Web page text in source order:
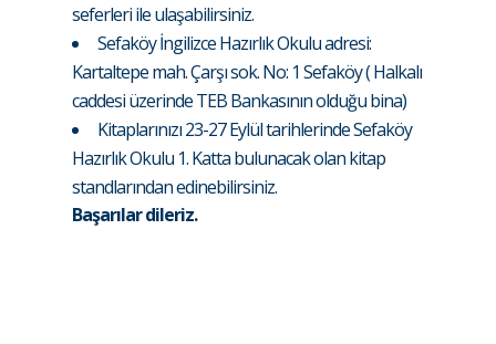
seferleri ile ulaşabilirsiniz.
Sefaköy İngilizce Hazırlık Okulu adresi:
Kartaltepe mah. Çarşı sok. No: 1 Sefaköy ( Halkalı
caddesi üzerinde TEB Bankasının olduğu bina)
Kitaplarınızı 23-27 Eylül tarihlerinde Sefaköy
Hazırlık Okulu 1. Katta bulunacak olan kitap
standlarından edinebilirsiniz.
Başarılar dileriz.